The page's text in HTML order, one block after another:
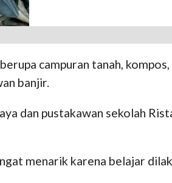
campuran tanah,
banjir.
dan pustakawan sekolah
menarik karena belajar